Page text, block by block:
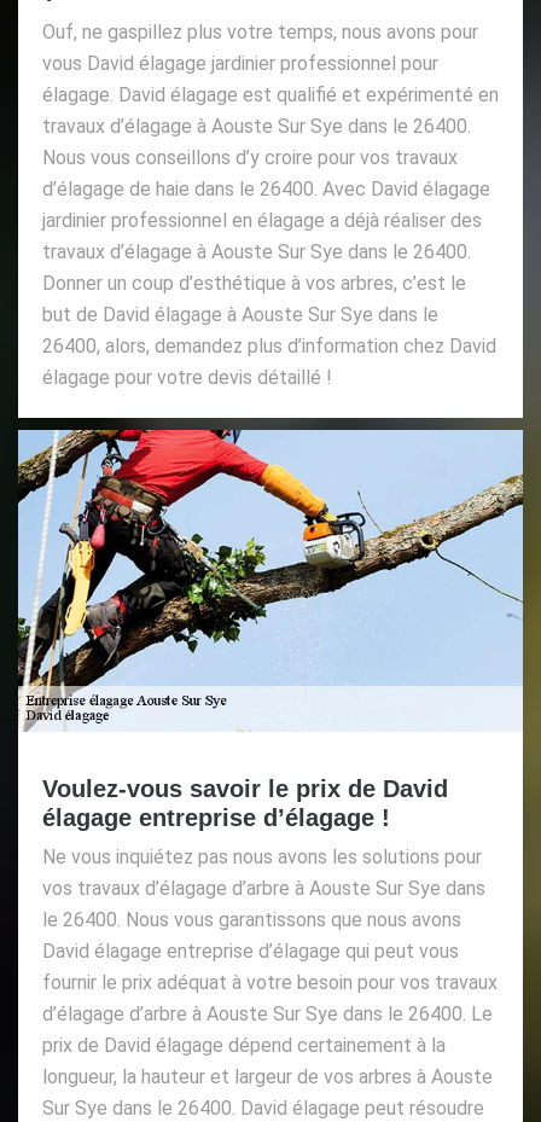
Ouf, ne gaspillez plus votre temps, nous avons pour
vous David élagage jardinier professionnel pour
élagage. David élagage est qualifié et expérimenté en
travaux d’élagage à Aouste Sur Sye dans le 26400.
Nous vous conseillons d’y croire pour vos travaux
d’élagage de haie dans le 26400. Avec David élagage
jardinier professionnel en élagage a déjà réaliser des
travaux d’élagage à Aouste Sur Sye dans le 26400.
Donner un coup d’esthétique à vos arbres, c’est le
but de David élagage à Aouste Sur Sye dans le
26400, alors, demandez plus d’information chez David
élagage pour votre devis détaillé !
Voulez-vous savoir le prix de David
élagage entreprise d’élagage !
Ne vous inquiétez pas nous avons les solutions pour
vos travaux d’élagage d’arbre à Aouste Sur Sye dans
le 26400. Nous vous garantissons que nous avons
David élagage entreprise d’élagage qui peut vous
fournir le prix adéquat à votre besoin pour vos travaux
d’élagage d’arbre à Aouste Sur Sye dans le 26400. Le
prix de David élagage dépend certainement à la
longueur, la hauteur et largeur de vos arbres à Aouste
Sur Sye dans le 26400. David élagage peut résoudre